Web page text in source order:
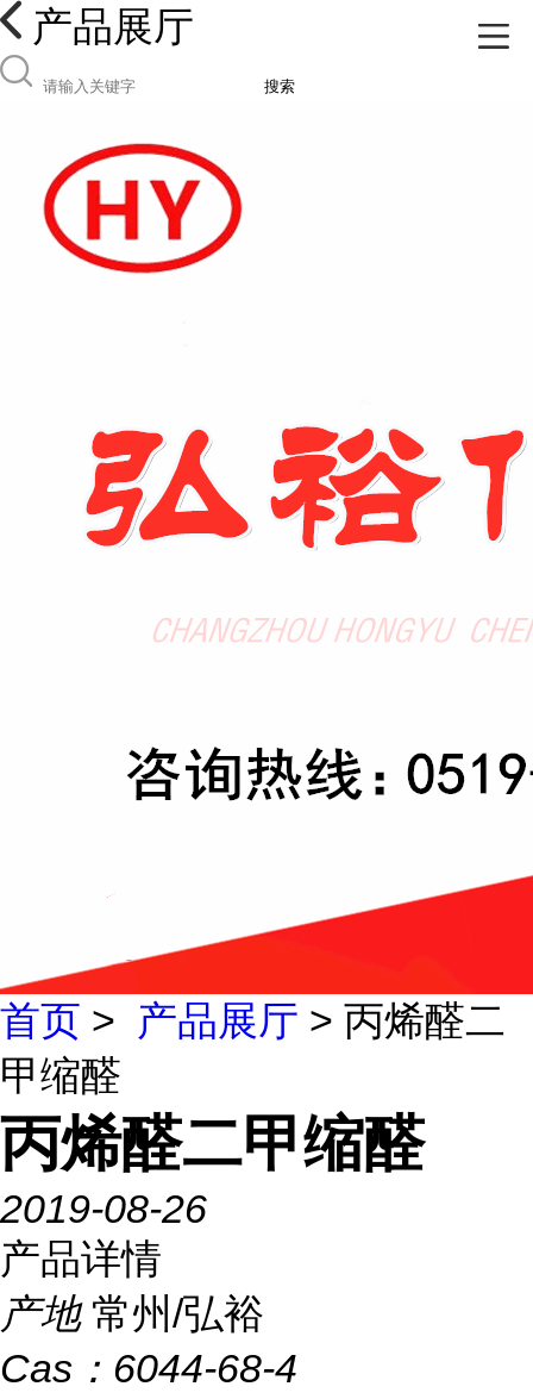
产品展厅
搜索
首页 > 产品展厅 > 丙烯醛二
甲缩醛
丙烯醛二甲缩醛
2019-08-26
产品详情
产地 常州/弘裕
Cas： 6044-68-4